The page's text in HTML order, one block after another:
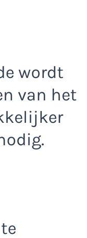
wordt
van het